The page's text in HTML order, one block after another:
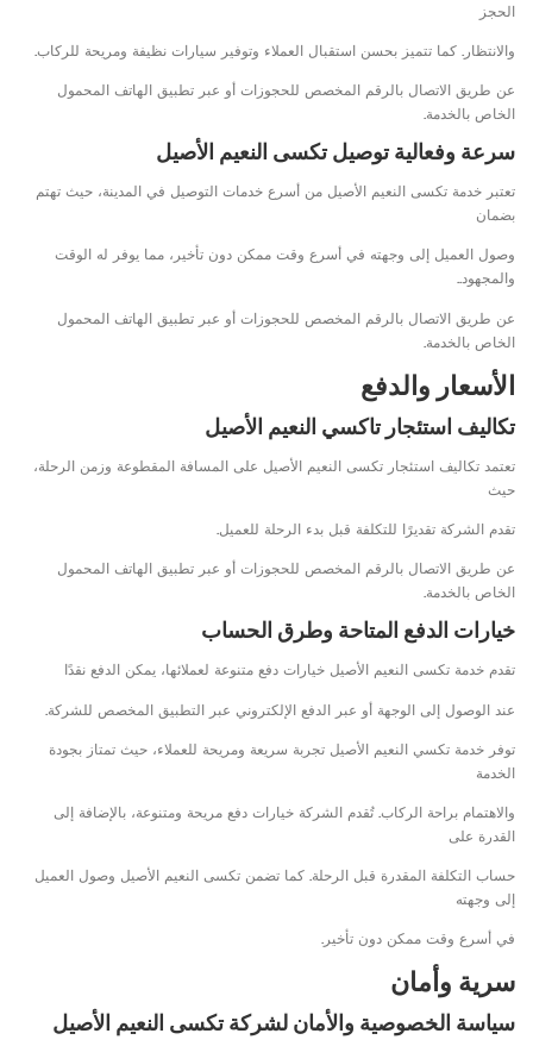
الحجز
والانتظار. كما تتميز بحسن استقبال العملاء وتوفير سيارات نظيفة ومريحة للركاب.
عن طريق الاتصال بالرقم المخصص للحجوزات أو عبر تطبيق الهاتف المحمول
الخاص بالخدمة.
سرعة وفعالية توصيل تكسى النعيم الأصيل
تعتبر خدمة تكسى النعيم الأصيل من أسرع خدمات التوصيل في المدينة، حيث تهتم
بضمان
وصول العميل إلى وجهته في أسرع وقت ممكن دون تأخير، مما يوفر له الوقت
والمجهود..
عن طريق الاتصال بالرقم المخصص للحجوزات أو عبر تطبيق الهاتف المحمول
الخاص بالخدمة.
الأسعار والدفع
تكاليف استئجار تاكسي النعيم الأصيل
تعتمد تكاليف استئجار تكسى النعيم الأصيل على المسافة المقطوعة وزمن الرحلة،
حيث
تقدم الشركة تقديرًا للتكلفة قبل بدء الرحلة للعميل.
عن طريق الاتصال بالرقم المخصص للحجوزات أو عبر تطبيق الهاتف المحمول
الخاص بالخدمة.
خيارات الدفع المتاحة وطرق الحساب
تقدم خدمة تكسى النعيم الأصيل خيارات دفع متنوعة لعملائها، يمكن الدفع نقدًا
عند الوصول إلى الوجهة أو عبر الدفع الإلكتروني عبر التطبيق المخصص للشركة.
توفر خدمة تكسي النعيم الأصيل تجربة سريعة ومريحة للعملاء، حيث تمتاز بجودة
الخدمة
والاهتمام براحة الركاب. تُقدم الشركة خيارات دفع مريحة ومتنوعة، بالإضافة إلى
القدرة على
حساب التكلفة المقدرة قبل الرحلة. كما تضمن تكسى النعيم الأصيل وصول العميل
إلى وجهته
في أسرع وقت ممكن دون تأخير.
سرية وأمان
سياسة الخصوصية والأمان لشركة تكسى النعيم الأصيل